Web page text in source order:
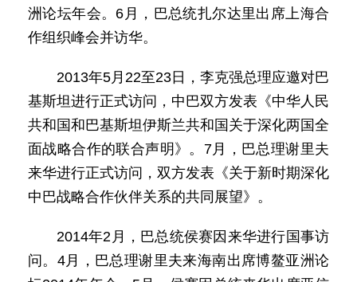
洲论坛年会。6月，巴总统扎尔达里出席上海合
作组织峰会并访华。
2013年5月22至23日，李克强总理应邀对巴
基斯坦进行正式访问，中巴双方发表《中华人民
共和国和巴基斯坦伊斯兰共和国关于深化两国全
面战略合作的联合声明》。7月，巴总理谢里夫
来华进行正式访问，双方发表《关于新时期深化
中巴战略合作伙伴关系的共同展望》。
2014年2月，巴总统侯赛因来华进行国事访
问。4月，巴总理谢里夫来海南出席博鳌亚洲论